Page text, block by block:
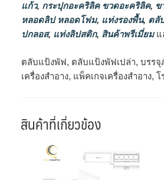
แก้ว, กระปุกอะคริลิค ขวดอะคริลิค, ข
หลอดลิป หลอดโฟม, แท่งรองพื้น, ตลั
ปกลอส, แท่งลิปสติก, สินค้าพรีเมี่ยมแ
ตลับแป้งพัฟ, ตลับแป้งพัฟเปล่า, บรร
เครื่องสำอาง, แพ็คเกจเครื่องสำอาง,
สินค้าที่เกี่ยวข้อง